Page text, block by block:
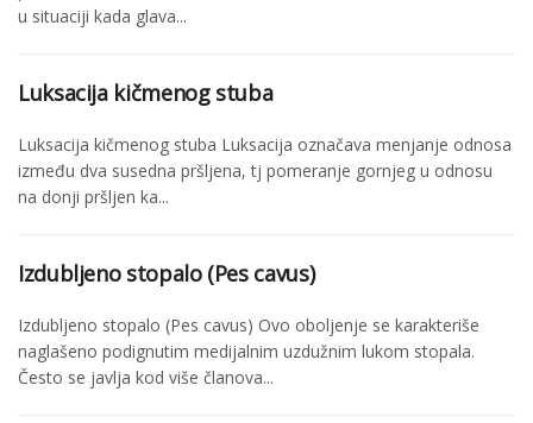
u situaciji kada glava...
Luksacija kičmenog stuba
Luksacija kičmenog stuba Luksacija označava menjanje odnosa
između dva susedna pršljena, tj pomeranje gornjeg u odno­su
na donji pršljen ka...
Izdubljeno stopalo (Pes cavus)
Izdubljeno stopalo (Pes cavus) Ovo oboljenje se karakteriše
naglašeno podignutim medijalnim uzdužnim lukom stopala.
Često se javlja kod više članova...